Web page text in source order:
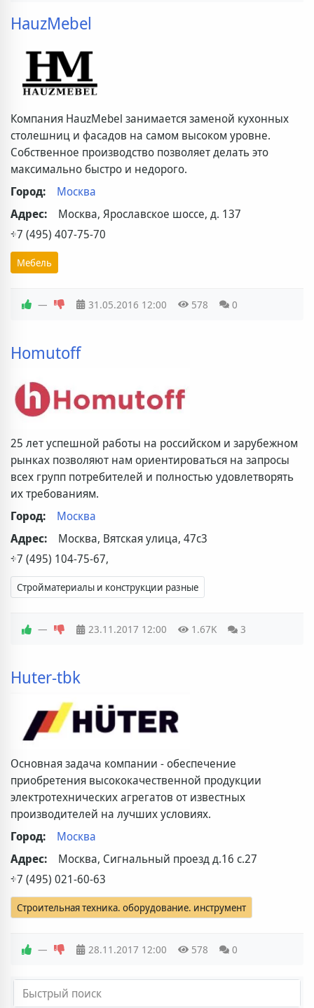
HauzMebel
Компания HauzMebel занимается заменой кухонных
столешниц и фасадов на самом высоком уровне.
Собственное производство позволяет делать это
максимально быстро и недорого.
Город:
Москва
Адрес:
Москва, Ярославское шоссе, д. 137
+7 (495) 407-75-70
Мебель
— 31.05.2016 12:00 578 0
Homutoff
25 лет успешной работы на российском и зарубежном
рынках позволяют нам ориентироваться на запросы
всех групп потребителей и полностью удовлетворять
их требованиям.
Город:
Москва
Адрес:
Москва, Вятская улица, 47с3
+7 (495) 104-75-67,
Стройматериалы и конструкции разные
— 23.11.2017 12:00 1.67K 3
Huter-tbk
Основная задача компании - обеспечение
приобретения высококачественной продукции
электротехнических агрегатов от известных
производителей на лучших условиях.
Город:
Москва
Адрес:
Москва, Сигнальный проезд д.16 с.27
+7 (495) 021-60-63
Строительная техника. оборудование. инструмент
— 28.11.2017 12:00 578 0